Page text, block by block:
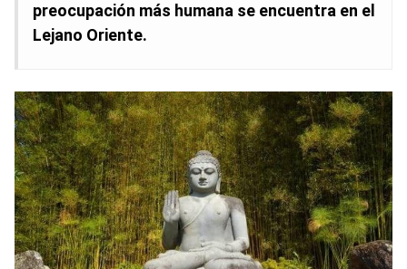
preocupación más humana se encuentra en el
Lejano Oriente.